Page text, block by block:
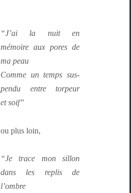
“J’ai la nuit en
mémoire aux pores de
ma peau
Comme un temps sus­
pendu entre tor­peur
et soif”
ou plus loin,
“Je trace mon sil­lon
dans les replis de
l’ombre